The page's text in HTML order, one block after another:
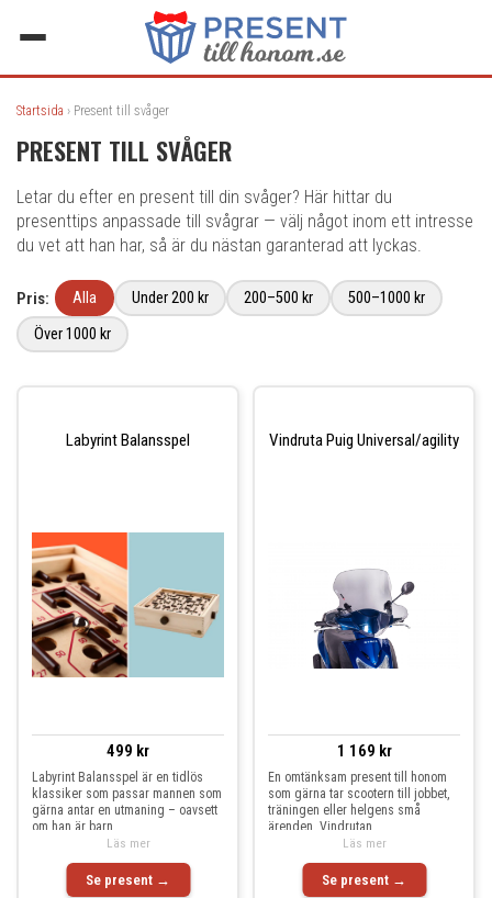
Startsida › Present till svåger
PRESENT TILL SVÅGER
Letar du efter en present till din svåger? Här hittar du
presenttips anpassade till svågrar — välj något inom ett intresse
du vet att han har, så är du nästan garanterad att lyckas.
Pris: Alla Under 200 kr 200–500 kr
500–1000 kr
Över 1000 kr
Labyrint Balansspel
499 kr
Labyrint Balansspel är en tidlös
klassiker som passar mannen som
gärna antar en utmaning – oavsett
om han är barn
Se present →
Läs mer
Vindruta Puig Universal/agility
1 169 kr
En omtänksam present till honom
som gärna tar scootern till jobbet,
träningen eller helgens små
ärenden. Vindrutan
Se present →
Läs mer